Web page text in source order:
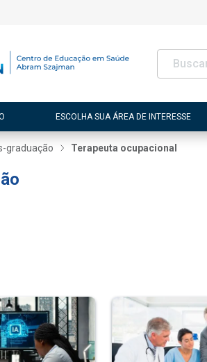
ESCOLHA SUA ÁREA DE INTERESSE
graduação Terapeuta ocupacional